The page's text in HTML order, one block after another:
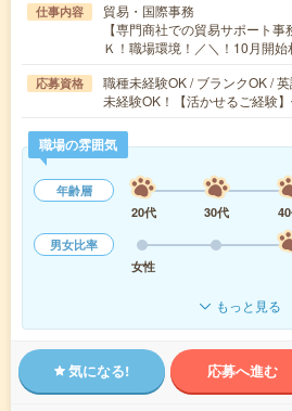
仕事内容
貿易・国際事務
【専門商社での貿易サポート
Ｋ！職場環境！／＼！10月開
応募資格
職種未経験OK / ブランクOK /
未経験OK！【活かせるご経験
職場の雰囲気
年齢層
20代
30代
男女比率
女性
もっと見る
気になる! 応募へ進む